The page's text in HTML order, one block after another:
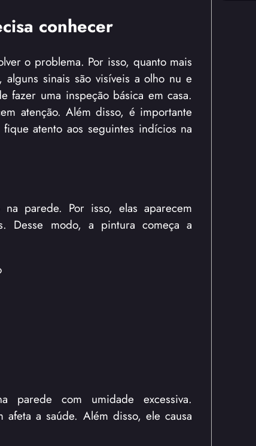
conhecer
o problema. Por isso, quanto mais
sinais são visíveis a olho nu e
fazer uma inspeção básica em casa.
atenção. Além disso, é importante
atento aos seguintes indícios na
parede. Por isso, elas aparecem
Desse modo, a pintura começa a
com umidade excessiva.
a saúde. Além disso, ele causa